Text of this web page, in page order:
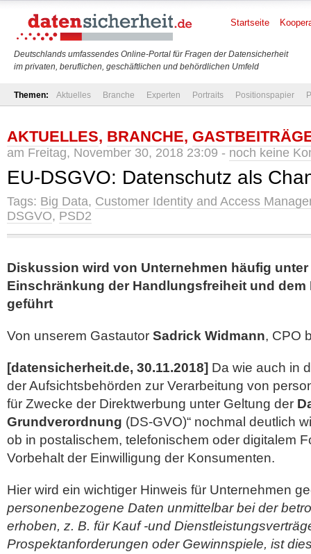
Deutschlands umfassendes Online-Portal für Fragen der Datensicherheit
im privaten, beruflichen, geschäftlichen und behördlichen Umfeld
Startseite
Themen: Aktuelles Branche Experten Portraits Positionspapier
AKTUELLES, BRANCHE,
am Freitag, November 30, 2018 23:09 - noch keine
EU-DSGVO: Datenschutz als
Tags: Big Data, Customer Identity and Access
DSGVO, PSD2
Diskussion wird von Unternehmen häufig
Einschränkung der Handlungsfreiheit und
geführt
Von unserem Gastautor Sadrick Widmann, CPO
[datensicherheit.de, 30.11.2018] Da wie auch in
der Aufsichtsbehörden zur Verarbeitung von
für Zwecke der Direktwerbung unter Geltung der
Grundverordnung (DS-GVO)“ nochmal deutlich
ob in postalischem, telefonischem oder digitalem
Vorbehalt der Einwilligung der Konsumenten.
Hier wird ein wichtiger Hinweis für Unternehmen
personenbezogene Daten unmittelbar bei der
erhoben, z. B. für Kauf -und
Prospektanforderungen oder Gewinnspiele, ist